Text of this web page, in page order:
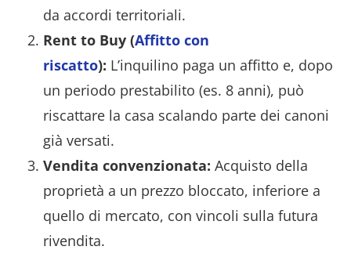
da accordi territoriali.
Rent to Buy (Affitto con
riscatto): L’inquilino paga un affitto e, dopo
un periodo prestabilito (es. 8 anni), può
riscattare la casa scalando parte dei canoni
già versati.
Vendita convenzionata: Acquisto della
proprietà a un prezzo bloccato, inferiore a
quello di mercato, con vincoli sulla futura
rivendita.